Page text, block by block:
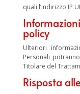
quali l’indirizzo IP
policy
Ulteriori
Personali
Titolare del
Risposta